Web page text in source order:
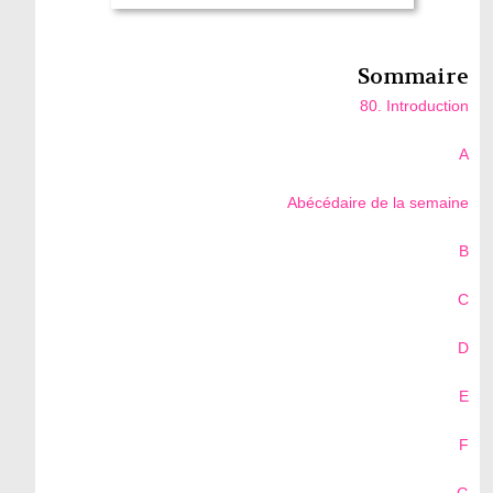
Sommaire
80. Introduction
A
Abécédaire de la semaine
B
C
D
E
F